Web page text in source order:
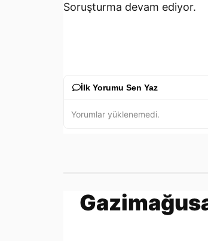
Soruşturma devam ediyor.
İlk Yorumu Sen Yaz
Yorumlar yüklenemedi.